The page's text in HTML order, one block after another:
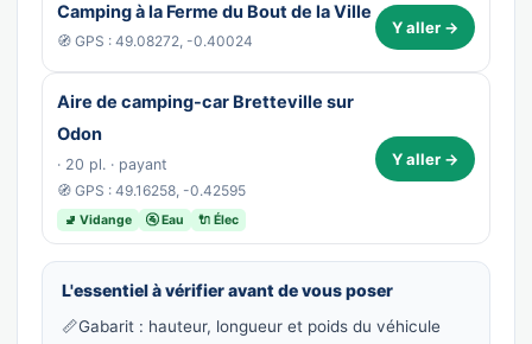
Camping à la Ferme du Bout de la Ville
🧭 GPS : 49.08272, -0.40024
Y aller →
Aire de camping-car Bretteville sur
Odon
· 20 pl. · payant
🧭 GPS : 49.16258, -0.42595
🚽 Vidange 🚰 Eau 🔌 Élec
Y aller →
L'essentiel à vérifier avant de vous poser
📏Gabarit : hauteur, longueur et poids du véhicule